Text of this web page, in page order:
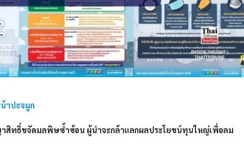
าปะจมูก
าสิทธิ์ขจัดมลพิษซ้ำซ้อน ผู้นำจะกล้าแลกผลประโยชน์ทุนใหญ่เพื่อลม